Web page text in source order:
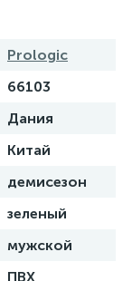
Prologic
66103
Дания
Китай
демисезон
зеленый
мужской
ПВХ